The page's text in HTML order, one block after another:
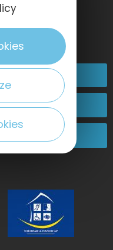
Étretat
uns!